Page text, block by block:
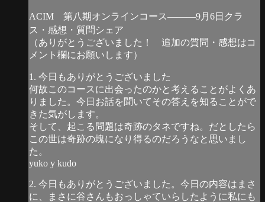
ACIM 第八期オンラインコース―――9月6日クラ
ス・感想・質問シェア
（ありがとうございました！ 追加の質問・感想はコ
メント欄にお願いします）
1. 今日もありがとうございました
何故このコースに出会ったのかと考えることがよくあ
りました。今日お話を聞いてその答えを知ることがで
きた気がします。
そして、起こる問題は奇跡のタネですね。だとしたら
この世は奇跡の塊になり得るのだろうなと思いまし
た。
yuko y kudo
2. 今日もありがとうございました。今日の内容はまさ
に、まさに谷さんもおっしゃていらしたように私にも